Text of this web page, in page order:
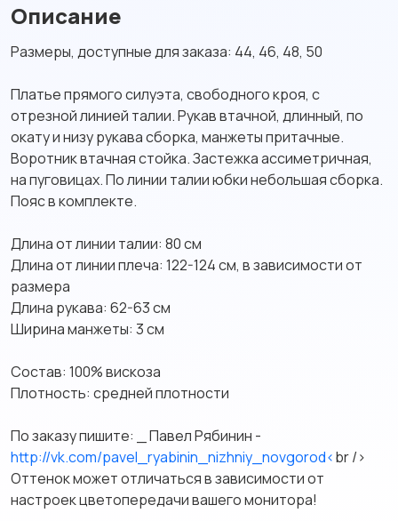
Описание
Размеры, доступные для заказа: 44, 46, 48, 50
Платье прямого силуэта, свободного кроя, с
отрезной линией талии. Рукав втачной, длинный, по
окату и низу рукава сборка, манжеты притачные.
Воротник втачная стойка. Застежка ассиметричная,
на пуговицах. По линии талии юбки небольшая сборка.
Пояс в комплекте.
Длина от линии талии: 80 см
Длина от линии плеча: 122-124 см, в зависимости от
размера
Длина рукава: 62-63 см
Ширина манжеты: 3 см
Состав: 100% вискоза
Плотность: средней плотности
По заказу пишите: _ Павел Рябинин -
http://vk.com/pavel_ryabinin_nizhniy_novgorod<br />
Оттенок может отличаться в зависимости от
настроек цветопередачи вашего монитора!